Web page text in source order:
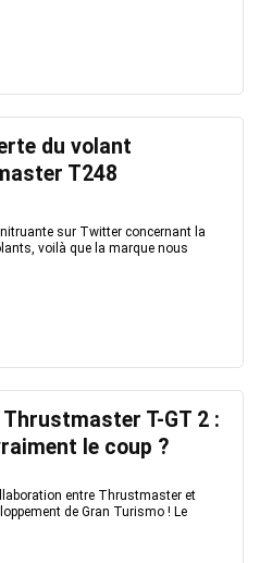
du volant
T248
sur Twitter concernant la
voilà que la marque nous
T-GT 2 :
le coup ?
entre Thrustmaster et
de Gran Turismo ! Le